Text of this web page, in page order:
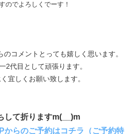
のでよろしくでーす！
コメントとっても嬉しく思います。
2代目として頑張ります。
宜しくお願い致します。
して折りますm(__)m
からのご予約はコチラ（ご予約特